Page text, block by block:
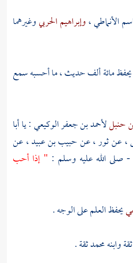
الأنماطي،وإبراهيم الحربيوغيرهما
مائة ألف حديث ، ما أحسبه سمع
حنبللأحمد بن جعفر الوكيعي: ياأبا
، عنثور، عنحبيب بن عبيد، عن
- صلى الله عليه وسلم : " إذا أحب
يحفظ العلم على الوجه .
وابنهمحمدثقة .